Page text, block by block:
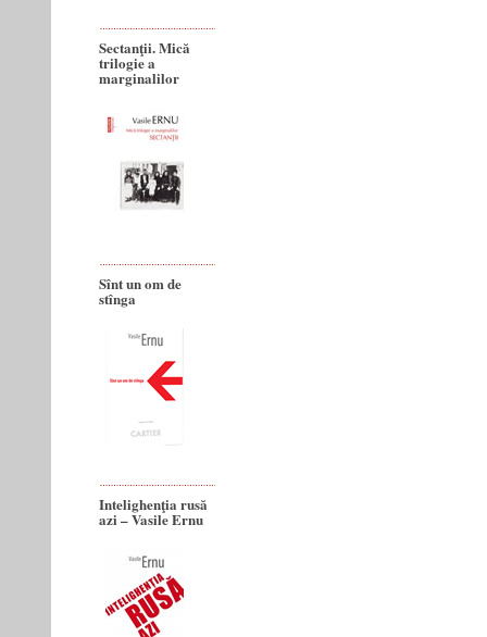
Sectanţii. Mică
trilogie a
marginalilor
Sînt un om de
stînga
Intelighenţia rusă
azi – Vasile Ernu